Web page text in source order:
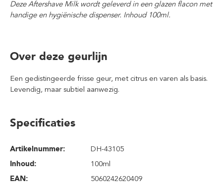
Deze Aftershave Milk wordt geleverd in een glazen flacon met
handige en hygiënische dispenser. Inhoud 100ml.
Over deze geurlijn
Een gedistingeerde frisse geur, met citrus en varen als basis.
Levendig, maar subtiel aanwezig.
Specificaties
Artikelnummer:
DH-43105
Inhoud:
100ml
EAN:
5060242620409